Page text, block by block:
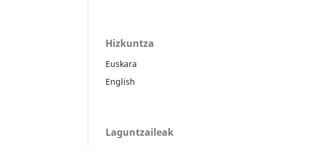
Hizkuntza
Euskara
English
Laguntzaileak